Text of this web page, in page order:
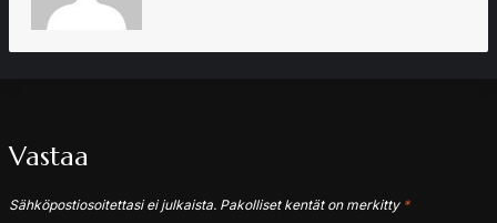
Vastaa
Sähköpostiosoitettasi ei julkaista. Pakolliset kentät on merkitty *